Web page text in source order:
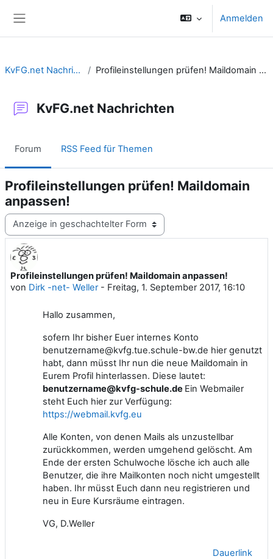
Anmelden
KvFG.net Nachrichten Profileinstellungen prüfen! Maildomain anpassen!
KvFG.net Nachrichten
Forum RSS Feed für Themen
Profileinstellungen prüfen! Maildomain
anpassen!
Anzeigemodus
Profileinstellungen prüfen! Maildomain anpassen!
von Dirk -net- Weller- Freitag, 1. September 2017, 16:10
Anzahl Antworten: 0
Hallo zusammen,
sofern Ihr bisher Euer internes Konto
benutzername@kvfg.tue.schule-bw.de hier genutzt
habt, dann müsst Ihr nun die neue Maildomain in
Eurem Profil hinterlassen. Diese lautet:
benutzername@kvfg-schule.de Ein Webmailer
steht Euch hier zur Verfügung:
https://webmail.kvfg.eu
Alle Konten, von denen Mails als unzustellbar
zurückkommen, werden umgehend gelöscht. Am
Ende der ersten Schulwoche lösche ich auch alle
Benutzer, die ihre Mailkonten noch nicht umgestellt
haben. Ihr müsst Euch dann neu registrieren und
neu in Eure Kursräume eintragen.
VG, D.Weller
Dauerlink